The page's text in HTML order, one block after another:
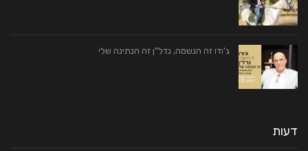
ג'ודו זה הנשמה, נדל"ן זה הנתינה שלי
דעות